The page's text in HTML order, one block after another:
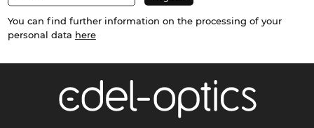
You can find further information on the processing of your
personal data here